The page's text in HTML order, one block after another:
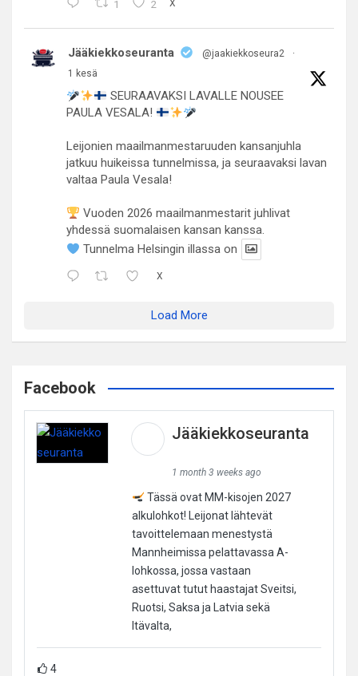
1 2 X
Jääkiekkoseuranta @jaakiekkoseura2
·
1 kesä
SEURAAVAKSI LAVALLE NOUSEE
PAULA VESALA!
Leijonien maailmanmestaruuden kansanjuhla
jatkuu huikeissa tunnelmissa, ja seuraavaksi lavan
valtaa Paula Vesala!
Vuoden 2026 maailmanmestarit juhlivat
yhdessä suomalaisen kansan kanssa.
Tunnelma Helsingin illassa on
X
Load More
Facebook
Jääkiekkoseuranta
1 month 3 weeks ago
Tässä ovat MM-kisojen 2027
alkulohkot! Leijonat lähtevät
tavoittelemaan menestystä
Mannheimissa pelattavassa A-
lohkossa, jossa vastaan
asettuvat tutut haastajat Sveitsi,
Ruotsi, Saksa ja Latvia sekä
Itävalta,
4